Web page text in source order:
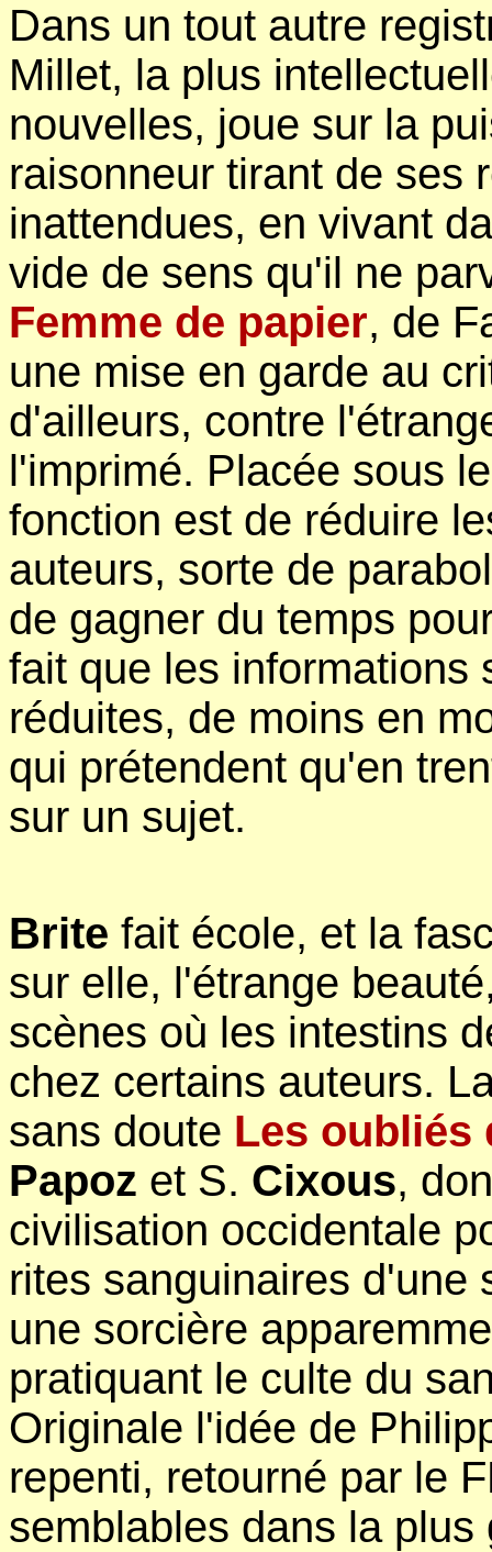
Dans un tout autre
Millet, la plus
nouvelles, joue sur la
raisonneur tirant de ses
inattendues, en vivant
vide de sens qu'il ne
Femme de papier, de
une mise en garde au
d'ailleurs, contre
l'imprimé. Placée sous
fonction est de réduire
auteurs, sorte de
de gagner du temps
fait que les informations
réduites, de moins en
qui prétendent qu'en
sur un sujet.
Brite fait école, et la
sur elle, l'étrange
scènes où les intestins
chez certains auteurs.
sans doute Les oubliés
Papoz et S. Cixous,
civilisation occidentale
rites sanguinaires d'une
une sorcière
pratiquant le culte du
Originale l'idée de
repenti, retourné par le
semblables dans la